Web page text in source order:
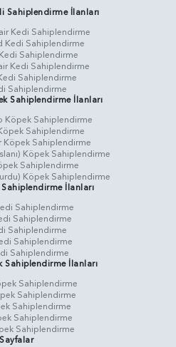
Sahiplendirme İlanları
Kedi Sahiplendirme
Kedi Sahiplendirme
Sahiplendirme
Kedi Sahiplendirme
Sahiplendirme
Sahiplendirme
Sahiplendirme İlanları
Köpek Sahiplendirme
Sahiplendirme
Köpek Sahiplendirme
Köpek Sahiplendirme
Sahiplendirme
Köpek Sahiplendirme
İlanları
Sahiplendirme
Sahiplendirme
Sahiplendirme
Sahiplendirme
Sahiplendirme
Sahiplendirme İlanları
Sahiplendirme
Sahiplendirme
Sahiplendirme
Sahiplendirme
Sahiplendirme
Sayfalar